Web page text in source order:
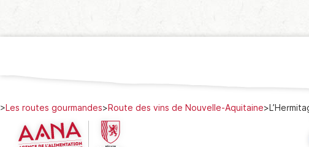
>Les routes gourmandes>Route des vins de Nouvelle-Aquitaine>